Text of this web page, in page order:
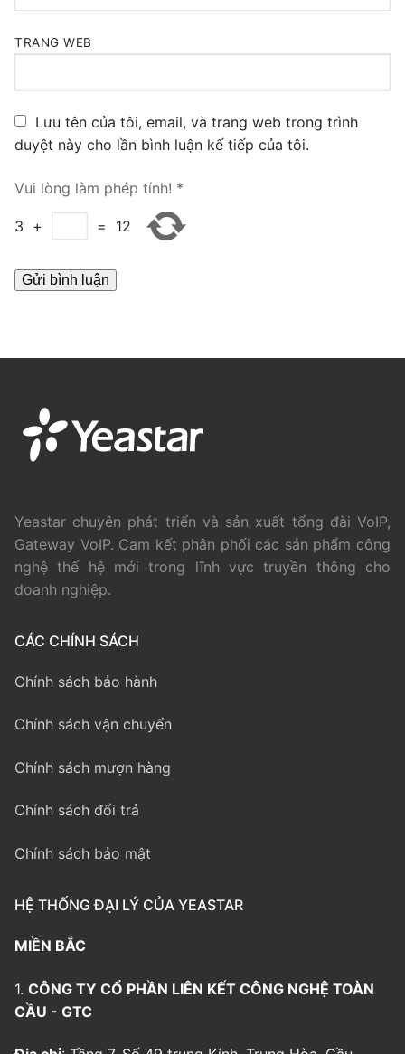
BRI VoIP Gateway
LIÊN HỆ
TIN TỨC
HƯỚNG DẪN
TRANG WEB
Lưu tên của tôi, email, và trang web trong trình
duyệt này cho lần bình luận kế tiếp của tôi.
Vui lòng làm phép tính! *
3 + = 12
Yeastar chuyên phát triển và sản xuất tổng đài VoIP,
Gateway VoIP. Cam kết phân phối các sản phẩm công
nghệ thế hệ mới trong lĩnh vực truyền thông cho
doanh nghiệp.
CÁC CHÍNH SÁCH
Chính sách bảo hành
Chính sách vận chuyển
Chính sách mượn hàng
Chính sách đổi trả
Chính sách bảo mật
HỆ THỐNG ĐẠI LÝ CỦA YEASTAR
MIỀN BẮC
1. CÔNG TY CỔ PHẦN LIÊN KẾT CÔNG NGHỆ TOÀN
CẦU - GTC